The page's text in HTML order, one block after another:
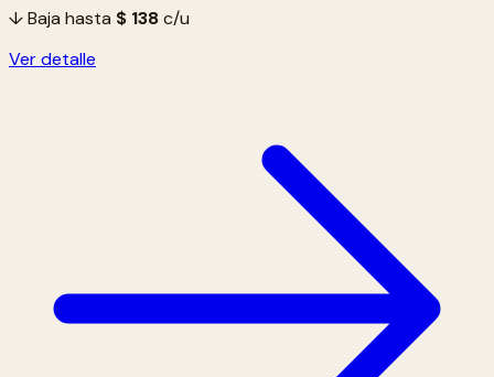
↓ Baja hasta $ 138c/u
Ver detalle